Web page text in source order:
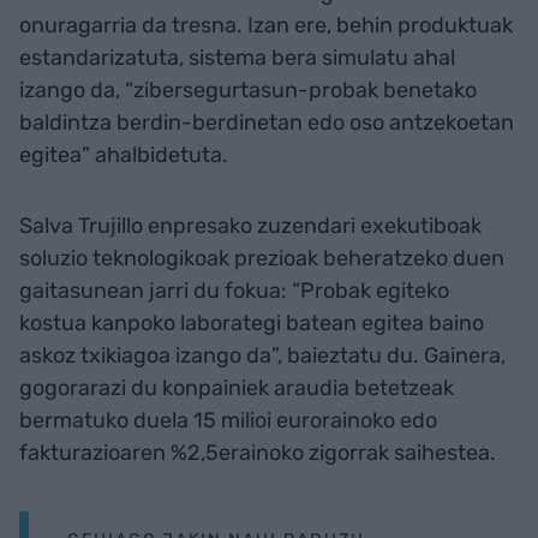
onuragarria da tresna. Izan ere, behin produktuak
estandarizatuta, sistema bera simulatu ahal
izango da, “zibersegurtasun-probak benetako
baldintza berdin-berdinetan edo oso antzekoetan
egitea” ahalbidetuta.
Salva Trujillo enpresako zuzendari exekutiboak
soluzio teknologikoak prezioak beheratzeko duen
gaitasunean jarri du fokua: “Probak egiteko
kostua kanpoko laborategi batean egitea baino
askoz txikiagoa izango da”, baieztatu du. Gainera,
gogorarazi du konpainiek araudia betetzeak
bermatuko duela 15 milioi eurorainoko edo
fakturazioaren %2,5erainoko zigorrak saihestea.